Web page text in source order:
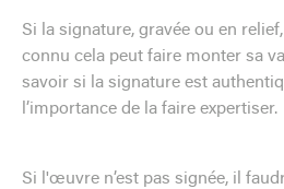
Si la signature, gravée ou en
connu cela peut faire monter sa
savoir si la signature est
l’importance de la faire expertiser.
Si l'œuvre n’est pas signée, il